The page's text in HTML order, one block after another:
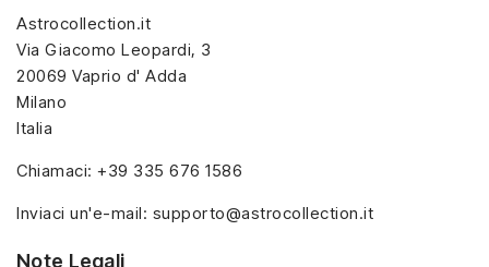
Astrocollection.it
Via Giacomo Leopardi, 3
20069 Vaprio d' Adda
Milano
Italia
Chiamaci: +39 335 676 1586
Inviaci un'e-mail: supporto@astrocollection.it
Note Legali